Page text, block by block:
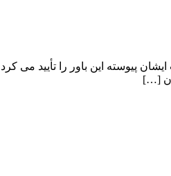
پیوسته این باور را تأیید می
[…]